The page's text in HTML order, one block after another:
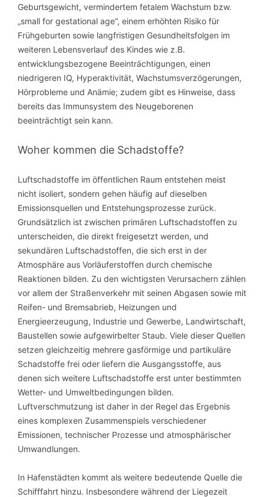
Geburtsgewicht, vermindertem fetalem Wachstum bzw.
„small for gestational age“, einem erhöhten Risiko für
Frühgeburten sowie langfristigen Gesundheitsfolgen im
weiteren Lebensverlauf des Kindes wie z.B.
entwicklungsbezogene Beeinträchtigungen, einen
niedrigeren IQ, Hyperaktivität, Wachstumsverzögerungen,
Hörprobleme und Anämie; zudem gibt es Hinweise, dass
bereits das Immunsystem des Neugeborenen
beeinträchtigt sein kann.
Woher kommen die Schadstoffe?
Luftschadstoffe im öffentlichen Raum entstehen meist
nicht isoliert, sondern gehen häufig auf dieselben
Emissionsquellen und Entstehungsprozesse zurück.
Grundsätzlich ist zwischen primären Luftschadstoffen zu
unterscheiden, die direkt freigesetzt werden, und
sekundären Luftschadstoffen, die sich erst in der
Atmosphäre aus Vorläuferstoffen durch chemische
Reaktionen bilden. Zu den wichtigsten Verursachern zählen
vor allem der Straßenverkehr mit seinen Abgasen sowie mit
Reifen- und Bremsabrieb, Heizungen und
Energieerzeugung, Industrie und Gewerbe, Landwirtschaft,
Baustellen sowie aufgewirbelter Staub. Viele dieser Quellen
setzen gleichzeitig mehrere gasförmige und partikuläre
Schadstoffe frei oder liefern die Ausgangsstoffe, aus
denen sich weitere Luftschadstoffe erst unter bestimmten
Wetter- und Umweltbedingungen bilden.
Luftverschmutzung ist daher in der Regel das Ergebnis
eines komplexen Zusammenspiels verschiedener
Emissionen, technischer Prozesse und atmosphärischer
Umwandlungen.
In Hafenstädten kommt als weitere bedeutende Quelle die
Schifffahrt hinzu. Insbesondere während der Liegezeit